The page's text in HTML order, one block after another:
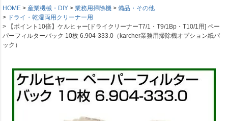
HOME
産業機械・DIY 業務用掃除機
備品・その他
ドライ・乾湿両用クリーナー用
【ポイント10倍】ケルヒャー[ドライクリーナーT7/1・T9/1Bp・T10/1用] ペー
パーフィルターバック 10枚 6.904-333.0（karcher業務用掃除機オプション紙パ
ック）